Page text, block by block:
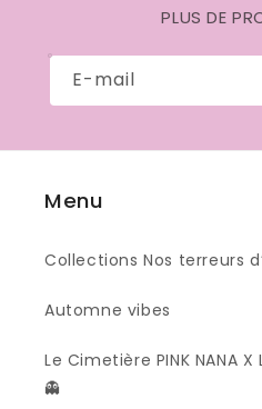
PLUS DE
E-mail
Menu
Collections Nos terreurs
Automne vibes
Le Cimetière PINK NANA X
👻